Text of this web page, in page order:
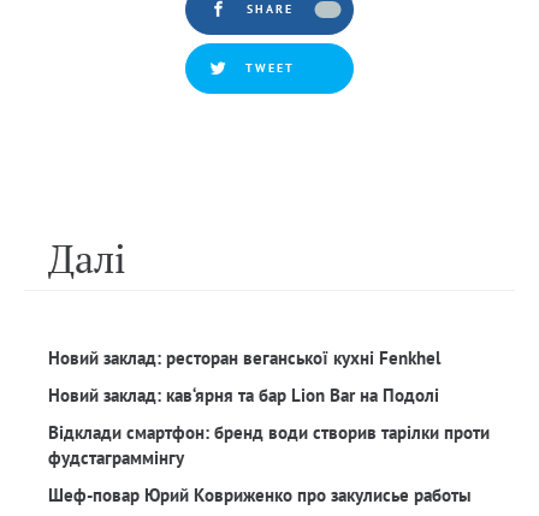
SHARE
TWEET
Далi
Новий заклад: ресторан веганської кухні Fenkhel
Новий заклад: кав‘ярня та бар Lion Bar на Подолі
Відклади смартфон: бренд води створив тарілки проти
фудстаграммінгу
Шеф-повар Юрий Ковриженко про закулисье работы